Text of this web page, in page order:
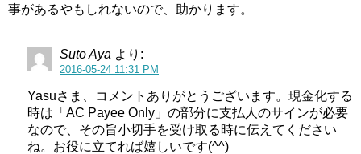
事があるやもしれないので、助かります。
Suto Aya より:
2016-05-24 11:31 PM
Yasuさま、コメントありがとうございます。現金化する
時は「AC Payee Only」の部分に支払人のサインが必要
なので、その旨小切手を受け取る時に伝えてください
ね。お役に立てれば嬉しいです(^^)